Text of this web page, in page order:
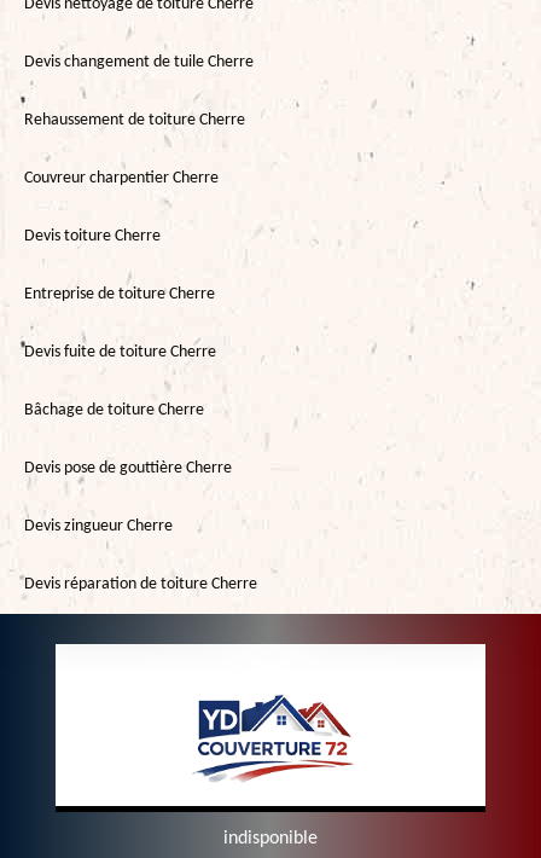
Devis nettoyage de toiture Cherre
Devis changement de tuile Cherre
Rehaussement de toiture Cherre
Couvreur charpentier Cherre
Devis toiture Cherre
Entreprise de toiture Cherre
Devis fuite de toiture Cherre
Bâchage de toiture Cherre
Devis pose de gouttière Cherre
Devis zingueur Cherre
Devis réparation de toiture Cherre
indisponible